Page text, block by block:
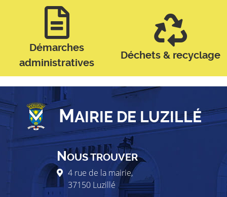
Démarches
administratives
Déchets & recyclage
MAIRIE DE LUZILLÉ
NOUS TROUVER
4 rue de la mairie,
37150 Luzillé